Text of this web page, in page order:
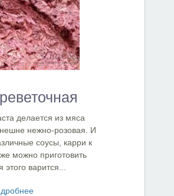
делается из мяса
нежно-розовая. И
соусы, карри к
можно приготовить
варится...